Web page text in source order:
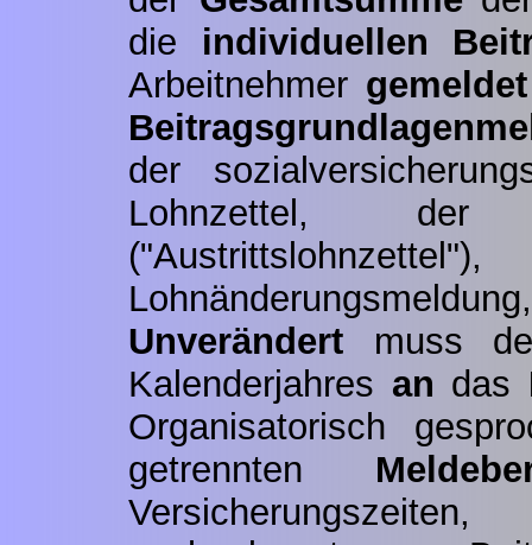
die individuellen
Arbeitnehmer gemeldet
der
Lohnzettel, der
Unverändert muss
Kalenderjahres an das
Organisatorisch
getrennten